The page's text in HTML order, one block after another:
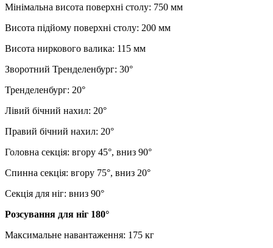
Мінімальна висота поверхні столу: 750 мм
Висота підйому поверхні столу: 200 мм
Висота ниркового валика: 115 мм
Зворотний Тренделенбург: 30°
Тренделенбург: 20°
Лівий бічний нахил: 20°
Правий бічний нахил: 20°
Головна секція: вгору 45°, вниз 90°
Спинна секція: вгору 75°, вниз 20°
Секція для ніг: вниз 90°
Розсування для ніг 180°
Максимальне навантаження: 175 кг